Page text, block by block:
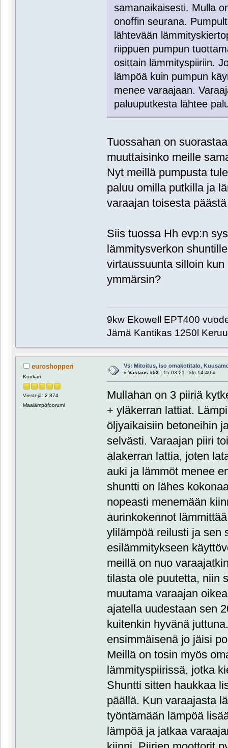
samanaikaisesti. Mulla
onoffin seurana.
lähtevään
riippuen pumpun
osittain lämmityspiiriin.
lämpöä kuin pumpun
menee varaajaan.
paluuputkesta lähtee
Tuossahan on
muuttaisinko meille
Nyt meillä pumpusta
paluu omilla putkilla ja
varaajan toisesta
Siis tuossa Hh evp:n
lämmitysverkon
virtaussuunta silloin
ymmärsin?
9kw Ekowell EPT400
Jämä Kantikas 1250l
euroshopperi
Konkari
Viestejä: 2 874
Maalämpöfoorumi
Vs: Mitoitus, iso omakotitalo,
« Vastaus #53 :15.03.21 - klo:14:40 »
Mullahan on 3 piiriä
+ yläkerran lattiat.
öljyaikaisiin betoneihin
selvästi. Varaajan piiri
alakerran lattia, joten
auki ja lämmöt menee
shuntti on lähes
nopeasti menemään
aurinkokennot
ylilämpöä reilusti ja sen
esilämmitykseen
meillä on nuo
tilasta ole puutetta, niin
muutama varaajan
ajatella uudestaan sen
kuitenkin hyvänä
ensimmäisenä jo jäisi
Meillä on tosin myös
lämmityspiirissä, jotka
Shuntti sitten haukkaa
päällä. Kun varaajasta
työntämään lämpöä
lämpöä ja jatkaa